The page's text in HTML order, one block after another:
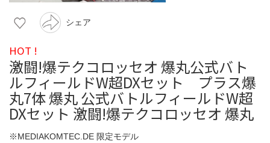
シェア
HOT !
激闘!爆テクコロッセオ 爆丸公式バト
ルフィールドW超DXセット プラス爆
丸7体 爆丸 公式バトルフィールドW超
DXセット 激闘!爆テクコロッセオ 爆丸
※MEDIAKOMTEC.DE 限定モデル